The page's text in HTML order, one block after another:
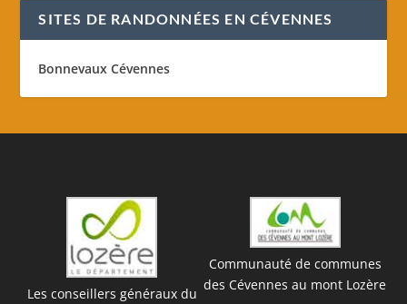
SITES DE RANDONNÉES EN CÉVENNES
Bonnevaux Cévennes
Les conseillers généraux du
Communauté de communes
des Cévennes au mont Lozère